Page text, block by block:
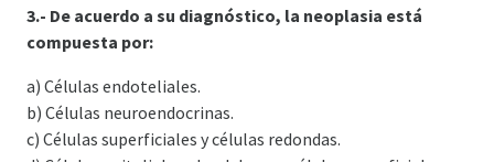
3.- De acuerdo a su diagnóstico, la neoplasia está
compuesta por:
a) Células endoteliales.
b) Células neuroendocrinas.
c) Células superficiales y células redondas.